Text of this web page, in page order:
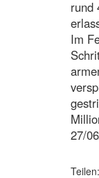
rund
Im
27/
Teilen: